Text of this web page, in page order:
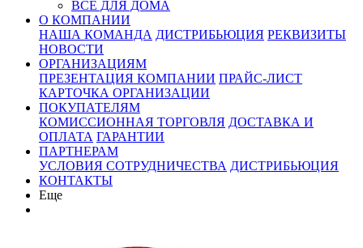
ВСЕ ДЛЯ ДОМА
О КОМПАНИИ
НАША КОМАНДА ДИСТРИБЬЮЦИЯ РЕКВИЗИТЫ
НОВОСТИ
ОРГАНИЗАЦИЯМ
ПРЕЗЕНТАЦИЯ КОМПАНИИ ПРАЙС-ЛИСТ
КАРТОЧКА ОРГАНИЗАЦИИ
ПОКУПАТЕЛЯМ
КОМИССИОННАЯ ТОРГОВЛЯ ДОСТАВКА И
ОПЛАТА ГАРАНТИИ
ПАРТНЕРАМ
УСЛОВИЯ СОТРУДНИЧЕСТВА ДИСТРИБЬЮЦИЯ
КОНТАКТЫ
Еще